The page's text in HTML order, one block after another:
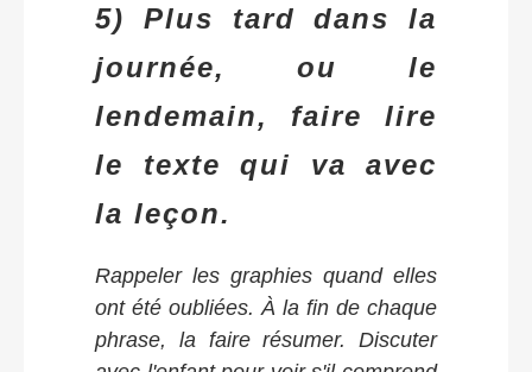
5) Plus tard dans la
journée, ou le
lendemain, faire lire
le texte qui va avec
la leçon.
Rappeler les graphies quand elles
ont été oubliées. À la fin de chaque
phrase, la faire résumer. Discuter